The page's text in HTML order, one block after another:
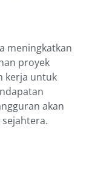
meningkatkan
proyek
kerja untuk
akan